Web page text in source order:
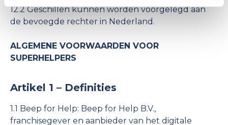
12.2 Geschillen kunnen worden voorgelegd aan
de bevoegde rechter in Nederland.
ALGEMENE VOORWAARDEN VOOR
SUPERHELPERS
Artikel 1 – Definities
1.1 Beep for Help: Beep for Help B.V.,
franchisegever en aanbieder van het digitale